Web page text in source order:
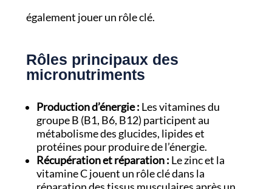
également jouer un rôle clé.
Rôles principaux des
micronutriments
Production d’énergie : Les vitamines du
groupe B (B1, B6, B12) participent au
métabolisme des glucides, lipides et
protéines pour produire de l’énergie.
Récupération et réparation : Le zinc et la
vitamine C jouent un rôle clé dans la